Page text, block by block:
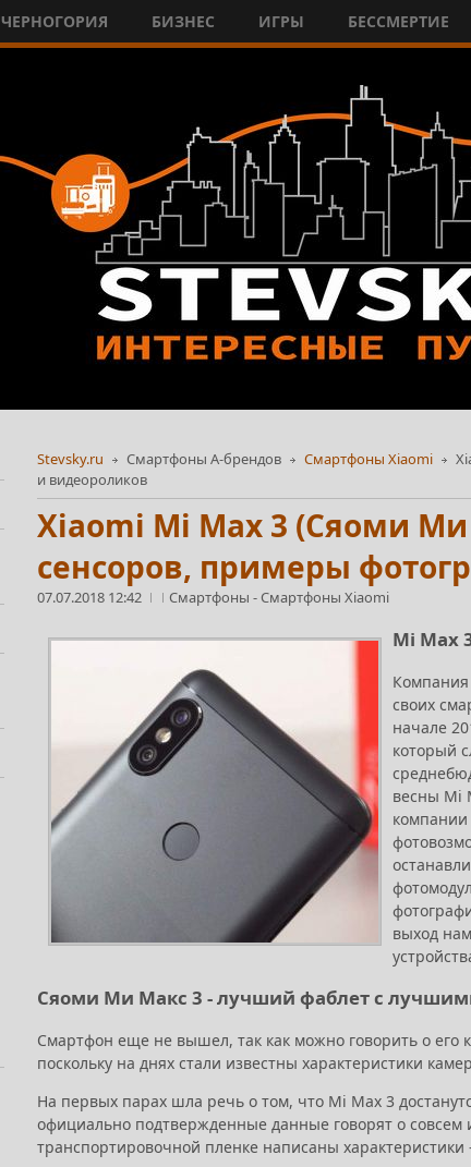
ЧЕРНОГОРИЯ БИЗНЕС ИГРЫ БЕССМЕРТИЕ
Stevsky.ru Смартфоны А-брендов Смартфоны Xiaomi
и видеороликов
Xiaomi Mi Max 3 (Сяоми Ми
сенсоров, примеры
07.07.2018 12:42 Смартфоны -Смартфоны Xiaomi
Mi Max
Компания
своих
начале
который
весны Mi
компании
выход
Сяоми Ми Макс 3 - лучший фаблет с
Смартфон еще не вышел, так как можно говорить о его
поскольку на днях стали известны характеристики
На первых парах шла речь о том, что Mi Max 3
официально подтвержденные данные говорят о
транспортировочной пленке написаны